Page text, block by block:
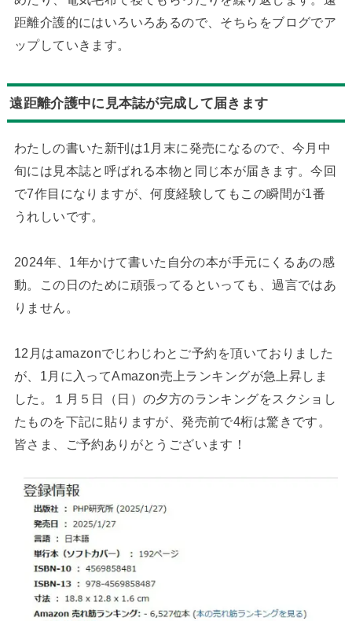
距離介護的にはいろいろあるので、そちらをブログでア
ップしていきます。
遠距離介護中に見本誌が完成して届きます
わたしの書いた新刊は1月末に発売になるので、今月中
旬には見本誌と呼ばれる本物と同じ本が届きます。今回
で7作目になりますが、何度経験してもこの瞬間が1番
うれしいです。
2024年、1年かけて書いた自分の本が手元にくるあの感
動。この日のために頑張ってるといっても、過言ではあ
りません。
12月はamazonでじわじわとご予約を頂いておりました
が、1月に入ってAmazon売上ランキングが急上昇しま
した。１月５日（日）の夕方のランキングをスクショし
たものを下記に貼りますが、発売前で4桁は驚きです。
皆さま、ご予約ありがとうございます！